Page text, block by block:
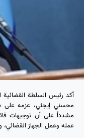
أكد رئيس السلطة القضائية
محسني إيجئي، عزمه على
مشدداً على أن توجيهات
عمله وعمل الجهاز القضائي،